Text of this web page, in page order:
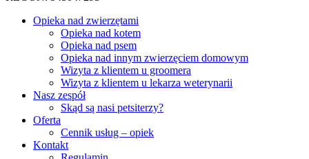
Close
Opieka nad zwierzętami
Opieka nad kotem
Opieka nad psem
Opieka nad innym zwierzęciem domowym
Wizyta z klientem u groomera
Wizyta z klientem u lekarza weterynarii
Nasz zespół
Skąd są nasi petsiterzy?
Oferta
Cennik usług – opiek
Kontakt